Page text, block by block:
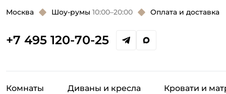
Москва Шоу-румы 10:00–20:00 Оплата и доставка
+7 495 120-70-25
Комнаты Диваны и кресла Кровати и